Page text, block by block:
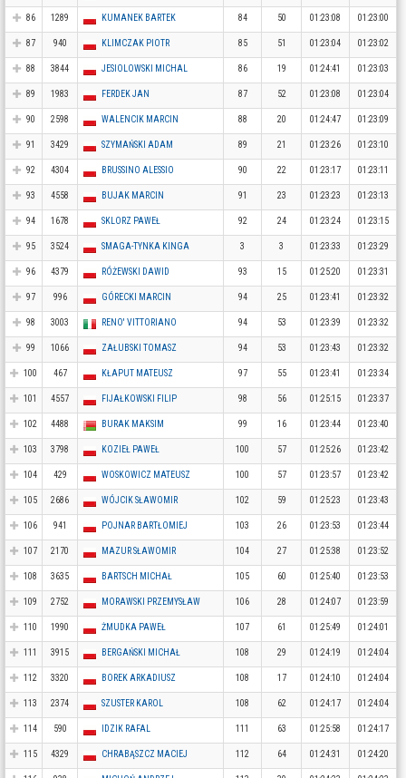
86 1289 KUMANEK BARTEK 84 50 01:23:08 01:23:00
87 940 KLIMCZAK PIOTR 85 51 01:23:04 01:23:02
88 3844 JESIOLOWSKI MICHAL 86 19 01:24:41 01:23:03
89 1983 FERDEK JAN 87 52 01:23:08 01:23:04
90 2598 WALENCIK MARCIN 88 20 01:24:47 01:23:09
91 3429 SZYMAŃSKI ADAM 89 21 01:23:26 01:23:10
92 4304 BRUSSINO ALESSIO 90 22 01:23:17 01:23:11
93 4558 BUJAK MARCIN 91 23 01:23:23 01:23:13
94 1678 SKLORZ PAWEŁ 92 24 01:23:24 01:23:15
95 3524 SMAGA-TYNKA KINGA 3 3 01:23:33 01:23:29
96 4379 RÓŻEWSKI DAWID 93 15 01:25:20 01:23:31
97 996 GÓRECKI MARCIN 94 25 01:23:41 01:23:32
98 3003 RENO' VITTORIANO 94 53 01:23:39 01:23:32
99 1066 ZAŁUBSKI TOMASZ 94 53 01:23:43 01:23:32
100 467 KŁAPUT MATEUSZ 97 55 01:23:41 01:23:34
101 4557 FIJAŁKOWSKI FILIP 98 56 01:25:15 01:23:37
102 4488 BURAK MAKSIM 99 16 01:23:44 01:23:40
103 3798 KOZIEŁ PAWEŁ 100 57 01:25:26 01:23:42
104 429 WOSKOWICZ MATEUSZ 100 57 01:23:57 01:23:42
105 2686 WÓJCIK SŁAWOMIR 102 59 01:25:23 01:23:43
106 941 POJNAR BARTŁOMIEJ 103 26 01:23:53 01:23:44
107 2170 MAZUR SŁAWOMIR 104 27 01:25:38 01:23:52
108 3635 BARTSCH MICHAŁ 105 60 01:25:40 01:23:53
109 2752 MORAWSKI PRZEMYSŁAW 106 28 01:24:07 01:23:59
110 1990 ŻMUDKA PAWEŁ 107 61 01:25:49 01:24:01
111 3915 BERGAŃSKI MICHAŁ 108 29 01:24:19 01:24:04
112 3320 BOREK ARKADIUSZ 108 17 01:24:10 01:24:04
113 2374 SZUSTER KAROL 108 62 01:24:17 01:24:04
114 590 IDZIK RAFAL 111 63 01:25:58 01:24:17
115 4329 CHRABĄSZCZ MACIEJ 112 64 01:24:31 01:24:20